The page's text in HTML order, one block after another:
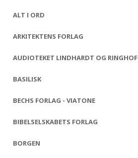
ALT I ORD
ARKITEKTENS FORLAG
AUDIOTEKET LINDHARDT OG RINGHOF
BASILISK
BECHS FORLAG - VIATONE
BIBELSELSKABETS FORLAG
BORGEN